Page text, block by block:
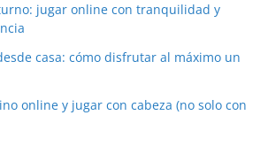
jugar online con tranquilidad y
casa: cómo disfrutar al máximo un
online y jugar con cabeza (no solo con